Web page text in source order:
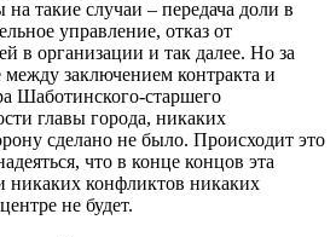
такие случаи – передача доли в
управление, отказ от
в организации и так далее. Но за
заключением контракта и
Шаботинского-старшего
главы города, никаких
сделано не было. Происходит это
что в конце концов эта
никаких конфликтов никаких
не будет.